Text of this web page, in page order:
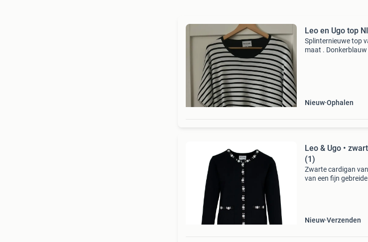
Leo en Ugo top
Splinternieuwe top
maat .
Nieuw Ophalen
Leo & Ugo •
(1)
Zwarte cardigan
van een fijn
Nieuw Verzenden